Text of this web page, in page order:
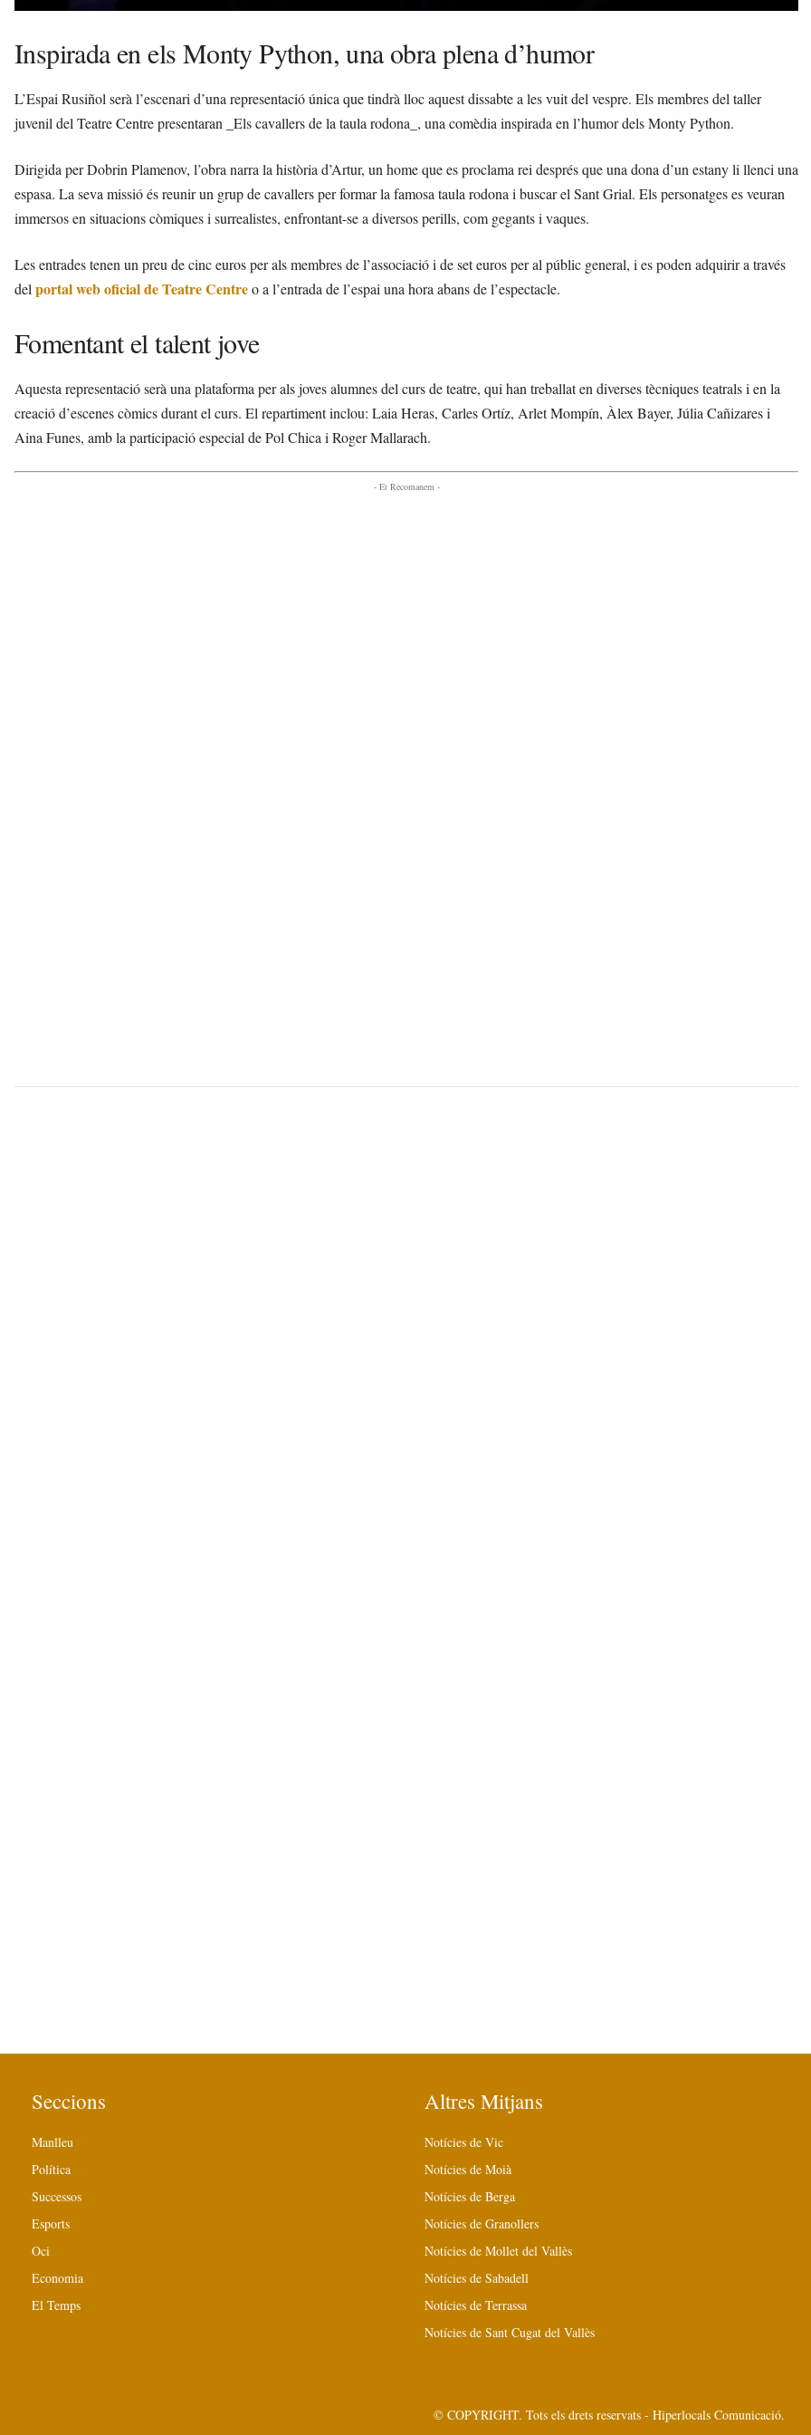
Inspirada en els Monty Python, una obra plena d’humor
L’Espai Rusiñol serà l’escenari d’una representació única que tindrà lloc aquest dissabte a les vuit del vespre. Els membres del taller
juvenil del Teatre Centre presentaran _Els cavallers de la taula rodona_, una comèdia inspirada en l’humor dels Monty Python.
Dirigida per Dobrin Plamenov, l’obra narra la història d’Artur, un home que es proclama rei després que una dona d’un estany li llenci una
espasa. La seva missió és reunir un grup de cavallers per formar la famosa taula rodona i buscar el Sant Grial. Els personatges es veuran
immersos en situacions còmiques i surrealistes, enfrontant-se a diversos perills, com gegants i vaques.
Les entrades tenen un preu de cinc euros per als membres de l’associació i de set euros per al públic general, i es poden adquirir a través
del portal web oficial de Teatre Centreo a l’entrada de l’espai una hora abans de l’espectacle.
Fomentant el talent jove
Aquesta representació serà una plataforma per als joves alumnes del curs de teatre, qui han treballat en diverses tècniques teatrals i en la
creació d’escenes còmics durant el curs. El repartiment inclou: Laia Heras, Carles Ortíz, Arlet Mompín, Àlex Bayer, Júlia Cañizares i
Aina Funes, amb la participació especial de Pol Chica i Roger Mallarach.
- Et Recomanem -
Seccions
Manlleu
Política
Successos
Esports
Oci
Economia
El Temps
Altres Mitjans
Notícies de Vic
Notícies de Moià
Notícies de Berga
Notícies de Granollers
Notícies de Mollet del Vallès
Notícies de Sabadell
Notícies de Terrassa
Notícies de Sant Cugat del Vallès
© COPYRIGHT. Tots els drets reservats - Hiperlocals Comunicació.